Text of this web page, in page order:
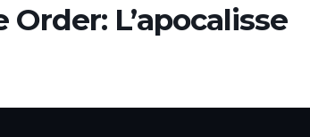
Order: L’apocalisse